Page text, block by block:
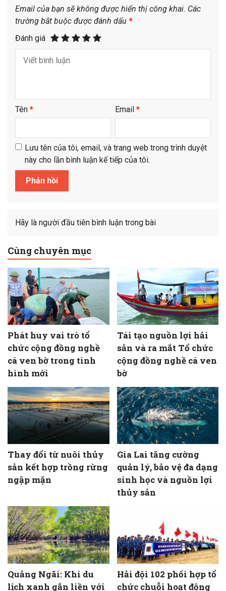
Email của bạn sẽ không được hiển thị công khai. Các
trường bắt buộc được đánh dấu *
Đánh giá
Tên * Email *
Lưu tên của tôi, email, và trang web trong trình duyệt
này cho lần bình luận kế tiếp của tôi.
Hãy là người đầu tiên bình luận trong bài
Cùng chuyên mục
Phát huy vai trò tổ
chức cộng đồng nghề
cá ven bờ trong tình
hình mới
Tái tạo nguồn lợi hải
sản và ra mắt Tổ chức
cộng đồng nghề cá ven
bờ
Thay đổi từ nuôi thủy
sản kết hợp trồng rừng
ngập mặn
Gia Lai tăng cường
quản lý, bảo vệ đa dạng
sinh học và nguồn lợi
thủy sản
Quảng Ngãi: Khi du
lịch xanh gắn liền với
Hải đội 102 phối hợp tổ
chức chuỗi hoạt động